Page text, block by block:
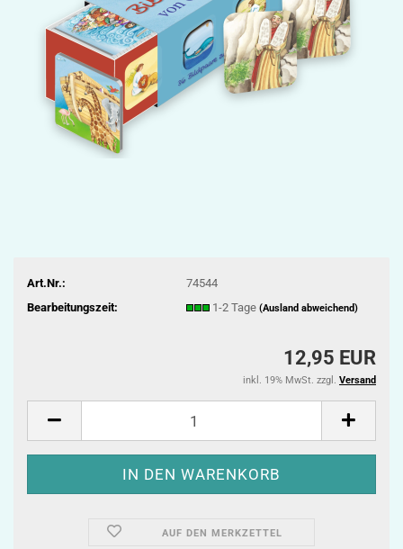
Art.Nr.:
74544
Bearbeitungszeit:
1-2 Tage (Ausland abweichend)
12,95 EUR
inkl. 19% MwSt. zzgl. Versand
AUF DEN MERKZETTEL